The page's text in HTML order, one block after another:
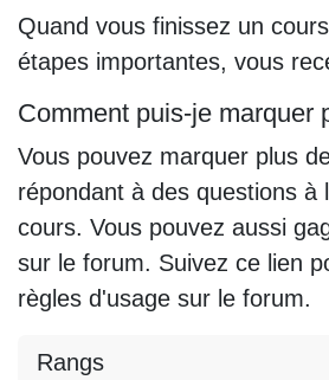
Quand vous finissez un
des étapes importantes,
badges.
Comment puis-je marquer
?
Vous pouvez marquer
répondant à des questions
chaque cours. Vous pouvez
connaître les règles